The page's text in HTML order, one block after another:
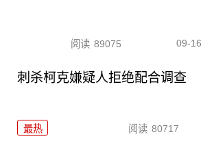
阅读 89075 09-16
刺杀柯克嫌疑人拒绝配合调查
最热 阅读 80717